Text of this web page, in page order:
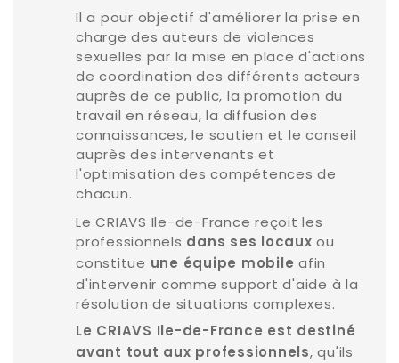
Il a pour objectif d'améliorer la prise en
charge des auteurs de violences
sexuelles par la mise en place d'actions
de coordination des différents acteurs
auprès de ce public, la promotion du
travail en réseau, la diffusion des
connaissances, le soutien et le conseil
auprès des intervenants et
l'optimisation des compétences de
chacun.
Le CRIAVS Ile-de-France reçoit les
professionnels dans ses locaux ou
constitue une équipe mobile afin
d'intervenir comme support d'aide à la
résolution de situations complexes.
Le CRIAVS Ile-de-France est destiné
avant tout aux professionnels, qu'ils